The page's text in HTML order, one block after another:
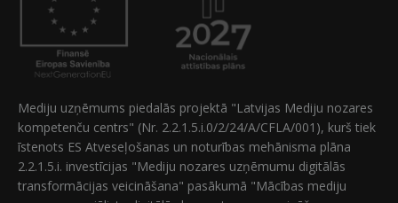
Mediju uzņēmums piedalās projektā "Latvijas Mediju nozares
kompetenču centrs" (Nr. 2.2.1.5.i.0/2/24/A/CFLA/001), kurš tiek
īstenots ES Atveseļošanas un noturības mehānisma plāna
2.2.1.5.i. investīcijas "Mediju nozares uzņēmumu digitālās
transformācijas veicināšana" pasākumā "Mācības mediju